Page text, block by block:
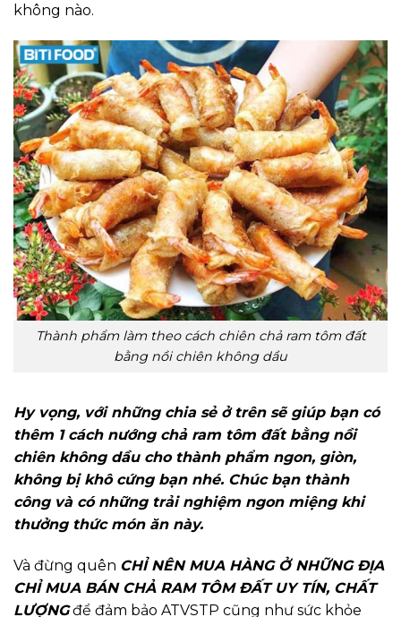
không nào.
Thành phẩm làm theo cách chiên chả ram tôm đất
bằng nồi chiên không dầu
Hy vọng, với những chia sẻ ở trên sẽ giúp bạn có
thêm 1 cách nướng chả ram tôm đất bằng nồi
chiên không dầu cho thành phẩm ngon, giòn,
không bị khô cứng bạn nhé. Chúc bạn thành
công và có những trải nghiệm ngon miệng khi
thưởng thức món ăn này.
Và đừng quên CHỈ NÊN MUA HÀNG Ở NHỮNG ĐỊA
CHỈ MUA BÁN CHẢ RAM TÔM ĐẤT UY TÍN, CHẤT
LƯỢNGđể đảm bảo ATVSTP cũng như sức khỏe